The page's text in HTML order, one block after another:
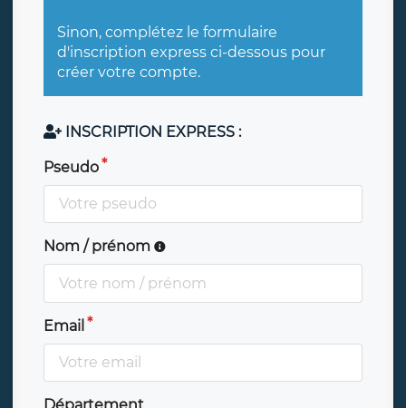
Sinon, complétez le formulaire
d'inscription express ci-dessous pour
créer votre compte.
INSCRIPTION EXPRESS :
Pseudo
Nom / prénom
Email